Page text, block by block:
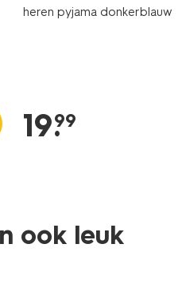
heren pyjama donkerblauw
19.
99
ook leuk